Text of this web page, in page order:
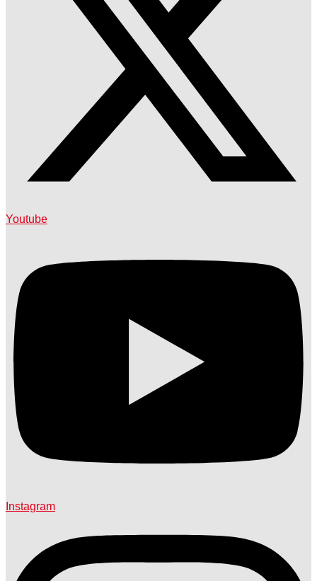
Youtube
Instagram